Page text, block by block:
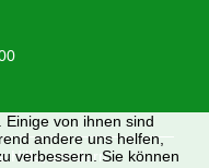
Hilfe, sondern
von ihnen sind
andere uns helfen,
verbessern. Sie können